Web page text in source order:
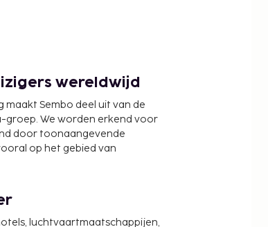
wereldwijd
maakt Sembo deel uit van de
We worden erkend voor
door toonaangevende
op het gebied van
luchtvaartmaatschappijen,